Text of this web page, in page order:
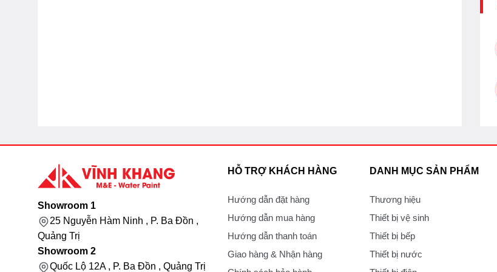
Showroom 1
25 Nguyễn Hàm Ninh , P. Ba Đồn ,
Quảng Trị
Showroom 2
Quốc Lộ 12A , P. Ba Đồn , Quảng Trị
HỖ TRỢ KHÁCH HÀNG
Hướng dẫn đặt hàng
Hướng dẫn mua hàng
Hướng dẫn thanh toán
Giao hàng & Nhận hàng
DANH MỤC SẢN PHẨM
Thương hiệu
Thiết bị vệ sinh
Thiết bị bếp
Thiết bị nước